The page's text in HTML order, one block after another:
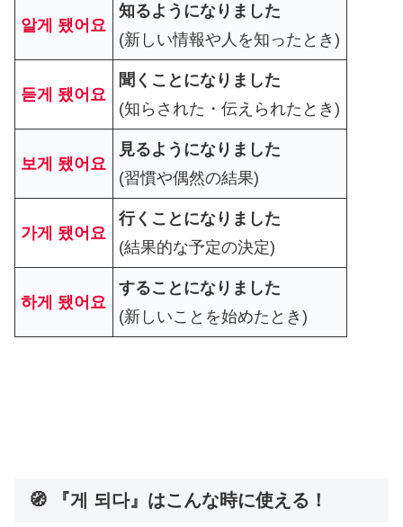
알게 됐어요
知るようになりました
(新しい情報や人を知ったとき)
듣게 됐어요
聞くことになりました
(知らされた・伝えられたとき)
보게 됐어요
見るようになりました
(習慣や偶然の結果)
가게 됐어요
行くことになりました
(結果的な予定の決定)
하게 됐어요
することになりました
(新しいことを始めたとき)
🧭 『게 되다』はこんな時に使える！